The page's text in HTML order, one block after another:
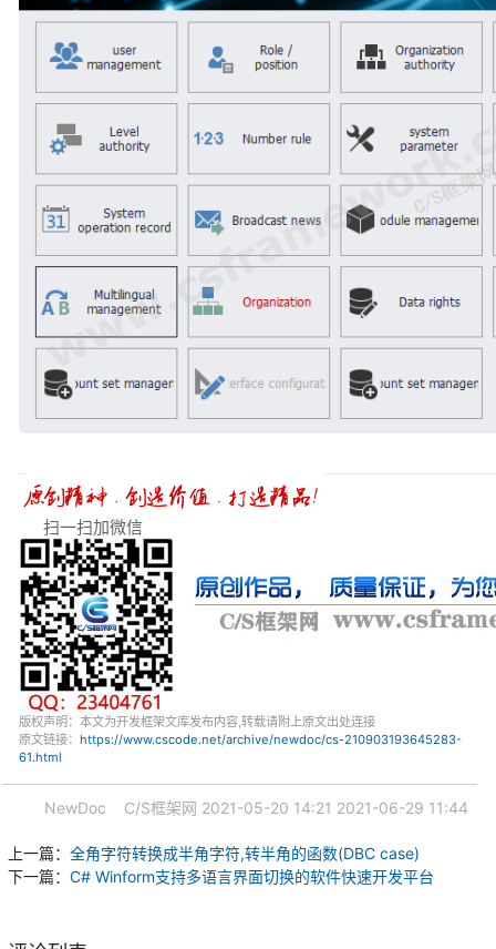
扫一扫加微信
版权声明：本文为开发框架文库发布内容,转载请附上原文出处连接
原文链接： https://www.cscode.net/archive/newdoc/cs-210903193645283-
61.html
NewDoc C/S框架网 2021-05-20 14:21 2021-06-29 11:44
上一篇： 全角字符转换成半角字符,转半角的函数(DBC case)
下一篇： C# Winform支持多语言界面切换的软件快速开发平台